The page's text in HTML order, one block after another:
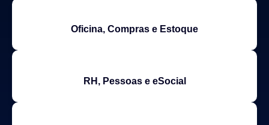
Oficina, Compras e Estoque
RH, Pessoas e eSocial